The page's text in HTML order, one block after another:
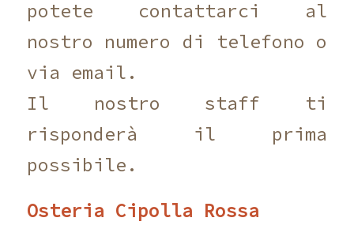
potete contattarci al
nostro numero di telefono o
via email.
Il nostro staff ti
risponderà il prima
possibile.
Osteria Cipolla Rossa